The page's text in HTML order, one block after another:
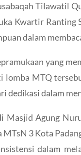
Tilawatil
Kwartir Ranting
dalam
yang
lomba MTQ
dedikasi dalam
Masjid Agung
MTsN 3 Kota
dalam